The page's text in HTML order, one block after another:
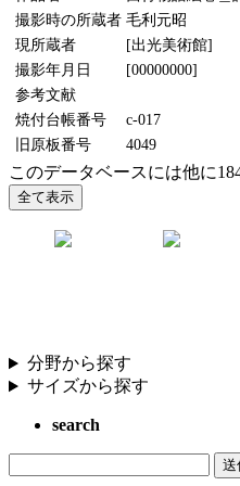
撮影時の所蔵者 毛利元昭
現所蔵者
[出光美術館]
撮影年月日
[00000000]
参考文献
焼付台帳番号
c-017
旧原板番号
4049
このデータベースには他に
分野から探す
サイズから探す
search